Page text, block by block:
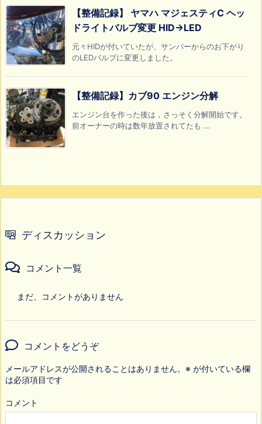
【整備記録】 ヤマハ マジェスティC ヘッ
ドライトバルブ変更 HID→LED
元々HIDが付いていたが、サンバーからのお下がり
のLEDバルブに変更しました。
【整備記録】カブ90 エンジン分解
エンジン台を作った後は，さっそく分解開始です。
前オーナーの時は数年放置されてたも ...
ディスカッション
コメント一覧
まだ、コメントがありません
コメントをどうぞ
メールアドレスが公開されることはありません。 ※ が付いている欄
は必須項目です
コメント